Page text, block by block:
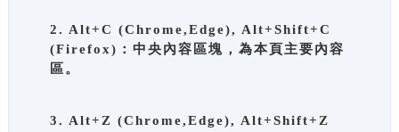
2. Alt+C (Chrome,Edge), Alt+Shift+C
(Firefox)：中央內容區塊，為本頁主要內容
區。
3. Alt+Z (Chrome,Edge), Alt+Shift+Z